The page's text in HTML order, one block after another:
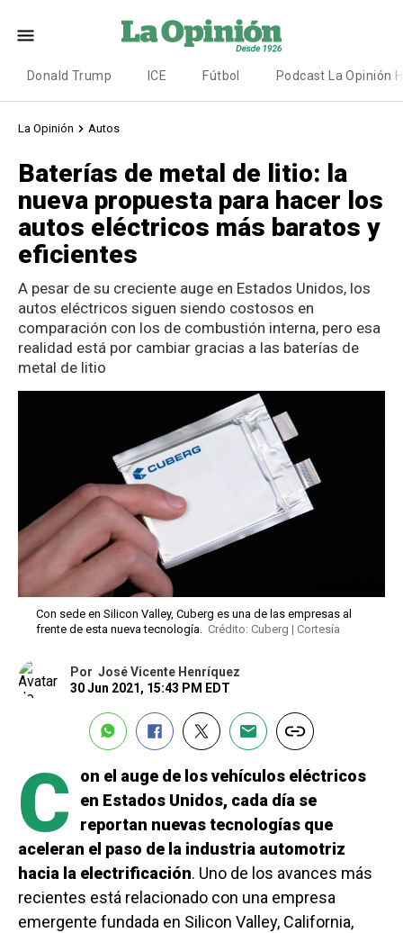
Donald Trump ICE Fútbol Podcast La Opinión
La Opinión Autos
Baterías de metal de litio: la
nueva propuesta para hacer los
autos eléctricos más baratos y
eficientes
A pesar de su creciente auge en Estados Unidos, los
autos eléctricos siguen siendo costosos en
comparación con los de combustión interna, pero esa
realidad está por cambiar gracias a las baterías de
metal de litio
Con sede en Silicon Valley, Cuberg es una de las empresas al
frente de esta nueva tecnología. Crédito: Cuberg | Cortesía
Por José Vicente Henríquez
30 Jun 2021, 15:43 PM EDT
C
on el auge de los vehículos eléctricos
en Estados Unidos, cada día se
reportan nuevas tecnologías que
aceleran el paso de la industria automotriz
hacia la electrificación. Uno de los avances más
recientes está relacionado con una empresa
emergente fundada en Silicon Valley, California,